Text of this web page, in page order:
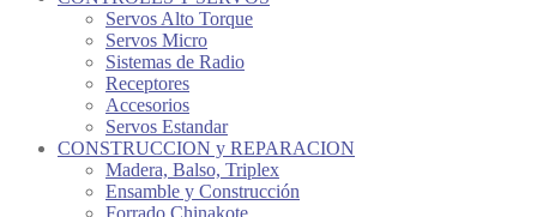
Servos Alto Torque
Servos Micro
Sistemas de Radio
Receptores
Accesorios
Servos Estandar
CONSTRUCCION y REPARACION
Madera, Balso, Triplex
Ensamble y Construcción
Forrado Chinakote